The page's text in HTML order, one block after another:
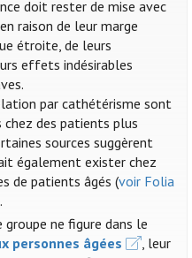
doit rester de mise avec
raison de leur marge
étroite, de leurs
effets indésirables
par cathétérisme sont
des patients plus
sources suggèrent
également exister chez
de patients âgés (voir Folia
groupe ne figure dans le
personnes âgées
, leur